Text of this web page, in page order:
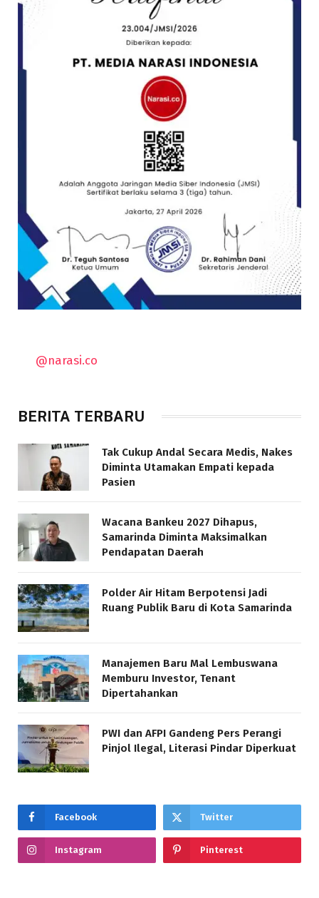
@narasi.co
BERITA TERBARU
Tak Cukup Andal Secara Medis, Nakes
Diminta Utamakan Empati kepada
Pasien
Wacana Bankeu 2027 Dihapus,
Samarinda Diminta Maksimalkan
Pendapatan Daerah
Polder Air Hitam Berpotensi Jadi
Ruang Publik Baru di Kota Samarinda
Manajemen Baru Mal Lembuswana
Memburu Investor, Tenant
Dipertahankan
PWI dan AFPI Gandeng Pers Perangi
Pinjol Ilegal, Literasi Pindar Diperkuat
Facebook Twitter
Instagram Pinterest